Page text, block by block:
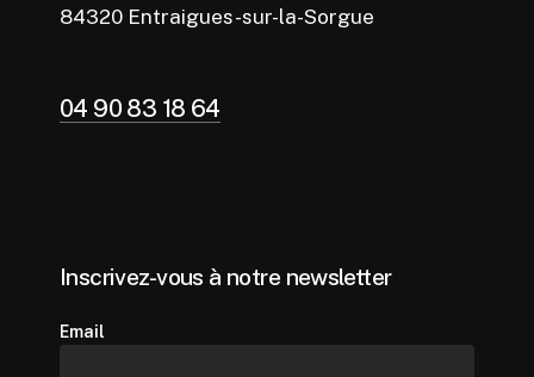
84320 Entraigues-sur-la-Sorgue
04 90 83 18 64
Inscrivez-vous à notre newsletter
Email